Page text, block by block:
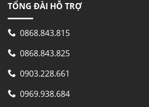
TỔNG ĐÀI HỖ TRỢ
0868.843.815
0868.843.825
0903.228.661
0969.938.684